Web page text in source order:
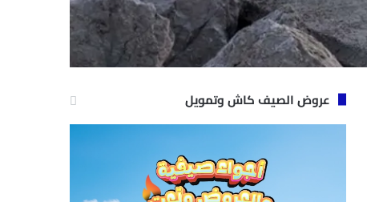
عروض الصيف كاش وتمويل